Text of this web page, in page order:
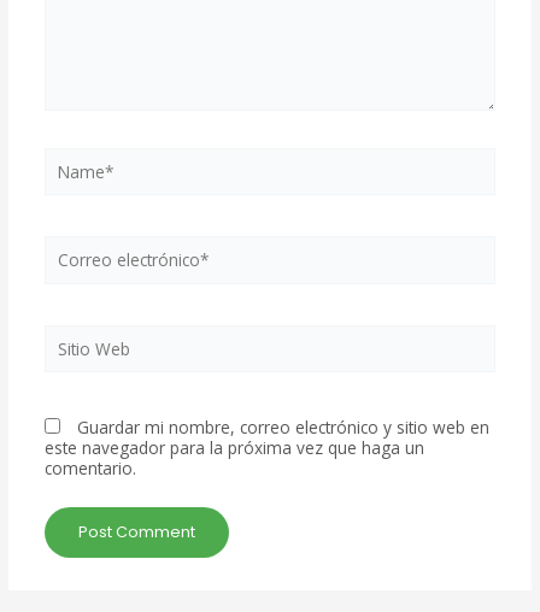
electrónico*
Web
Guardar mi nombre, correo electrónico y sitio web en
este navegador para la próxima vez que haga un
comentario.